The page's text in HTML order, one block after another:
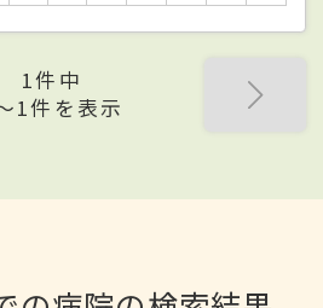
1件中
1件を表示